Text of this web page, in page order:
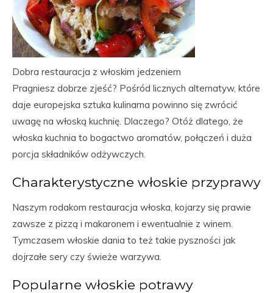
Dobra restauracja z włoskim jedzeniem
Pragniesz dobrze zjeść? Pośród licznych alternatyw, które
daje europejska sztuka kulinarna powinno się zwrócić
uwagę na włoską kuchnię. Dlaczego? Otóż dlatego, że
włoska kuchnia to bogactwo aromatów, połączeń i duża
porcja składników odżywczych.
Charakterystyczne włoskie przyprawy
Naszym rodakom restauracja włoska, kojarzy się prawie
zawsze z pizzą i makaronem i ewentualnie z winem.
Tymczasem włoskie dania to też takie pyszności jak
dojrzałe sery czy świeże warzywa.
Popularne włoskie potrawy